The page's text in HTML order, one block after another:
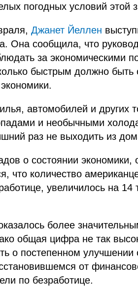
погодных условий этой
Джанет Йеллен
Она сообщила, что
за экономическими
быстрым должно
автомобилей и других
и необычными
раз не выходить из
о состоянии экономики,
что количество
увеличилось на 14
более
общая цифра не так
о постепенном
от
по безработице.